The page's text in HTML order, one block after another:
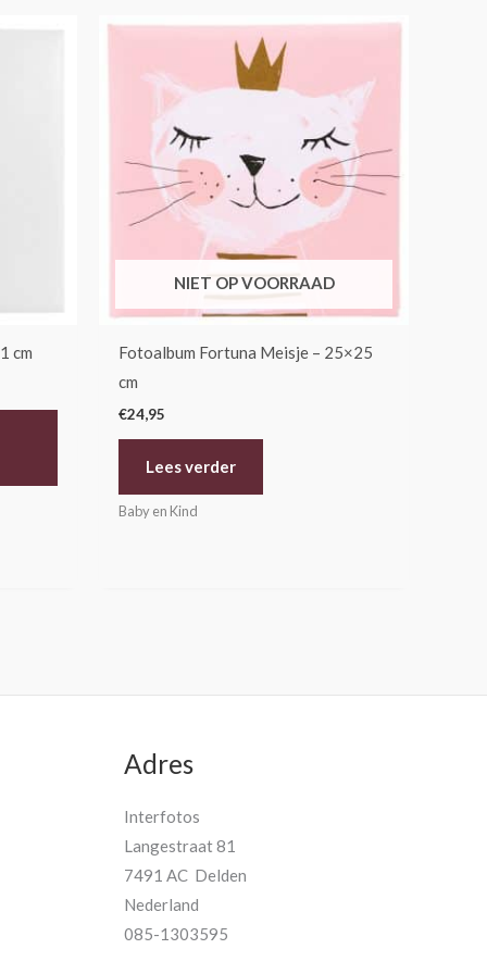
cm
NIET OP VOORRAAD
Fotoalbum Fortuna Meisje – 25×25
cm
€24,95
Lees verder
Baby en Kind
Adres
Interfotos
Langestraat 81
7491 AC Delden
Nederland
085-1303595